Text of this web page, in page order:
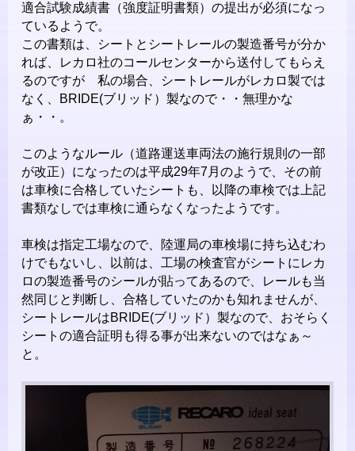
適合試験成績書（強度証明書類）の提出が必須になっ
ているようで。
この書類は、シートとシートレールの製造番号が分か
れば、レカロ社のコールセンターから送付してもらえ
るのですが 私の場合、シートレールがレカロ製では
なく、BRIDE(ブリッド）製なので・・無理かな
ぁ・・。
このようなルール（道路運送車両法の施行規則の一部
が改正）になったのは平成29年7月のようで、その前
は車検に合格していたシートも、以降の車検では上記
書類なしでは車検に通らなくなったようです。
車検は指定工場なので、陸運局の車検場に持ち込むわ
けでもないし、以前は、工場の検査官がシートにレカ
ロの製造番号のシールが貼ってあるので、レールも当
然同じと判断し、合格していたのかも知れませんが、
シートレールはBRIDE(ブリッド）製なので、おそらく
シートの適合証明も得る事が出来ないのではなぁ～
と。